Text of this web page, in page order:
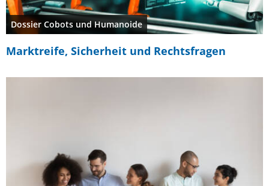
Dossier Cobots und Humanoide
Marktreife, Sicherheit und Rechtsfragen